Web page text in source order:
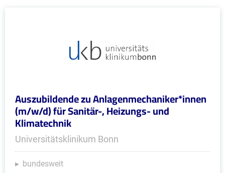
Auszubildende zu Anlagenmechaniker*innen
(m/w/d) für Sanitär-, Heizungs- und
Klimatechnik
Universitätsklinikum Bonn
bundesweit